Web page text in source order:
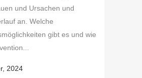
und Ursachen und
an. Welche
gibt es und wie
2024